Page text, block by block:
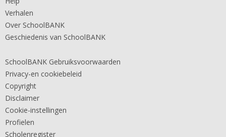
Verhalen
Over SchoolBANK
Geschiedenis van SchoolBANK
SchoolBANK Gebruiksvoorwaarden
Privacy-en cookiebeleid
Copyright
Disclaimer
Cookie-instellingen
Profielen
Scholenregister